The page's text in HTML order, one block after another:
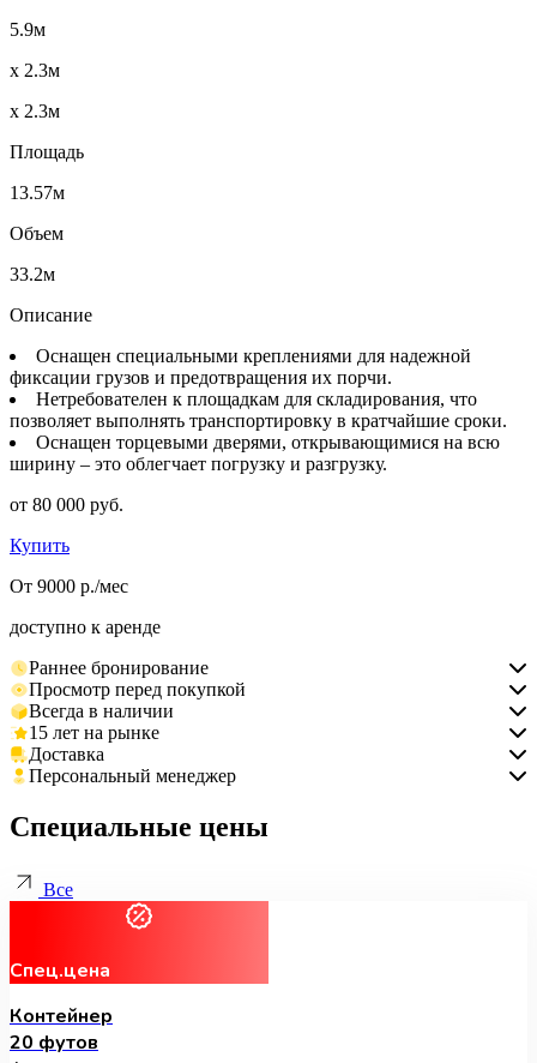
5.9м
x 2.3м
x 2.3м
Площадь
13.57м
Объем
33.2м
Описание
Оснащен специальными креплениями для надежной
фиксации грузов и предотвращения их порчи.
Нетребователен к площадкам для складирования, что
позволяет выполнять транспортировку в кратчайшие сроки.
Оснащен торцевыми дверями, открывающимися на всю
ширину – это облегчает погрузку и разгрузку.
от 80 000 руб.
Купить
От 9000 р./мес
доступно к аренде
Раннее бронирование
Просмотр перед покупкой
Всегда в наличии
15 лет на рынке
Доставка
Персональный менеджер
Специальные цены
Все
Спец.цена
Контейнер
20 футов